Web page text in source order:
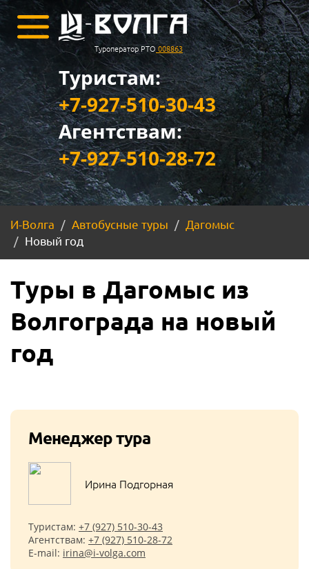
Туроператор РТО 008863
Туристам:
+7-927-510-30-43
Агентствам:
+7-927-510-28-72
И-Волга Автобусные туры
Дагомыс
Новый год
Туры в Дагомыс из
Волгограда на новый
год
Менеджер тура
Ирина Подгорная
Туристам: +7 (927) 510-30-43
Агентствам: +7 (927) 510-28-72
E-mail: irina@i-volga.com